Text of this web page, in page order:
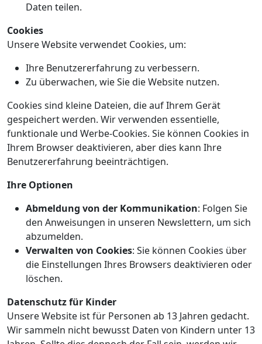
Daten teilen.
Cookies
Unsere Website verwendet Cookies, um:
Ihre Benutzererfahrung zu verbessern.
Zu überwachen, wie Sie die Website nutzen.
Cookies sind kleine Dateien, die auf Ihrem Gerät
gespeichert werden. Wir verwenden essentielle,
funktionale und Werbe-Cookies. Sie können Cookies in
Ihrem Browser deaktivieren, aber dies kann Ihre
Benutzererfahrung beeinträchtigen.
Ihre Optionen
Abmeldung von der Kommunikation: Folgen Sie
den Anweisungen in unseren Newslettern, um sich
abzumelden.
Verwalten von Cookies: Sie können Cookies über
die Einstellungen Ihres Browsers deaktivieren oder
löschen.
Datenschutz für Kinder
Unsere Website ist für Personen ab 13 Jahren gedacht.
Wir sammeln nicht bewusst Daten von Kindern unter 13